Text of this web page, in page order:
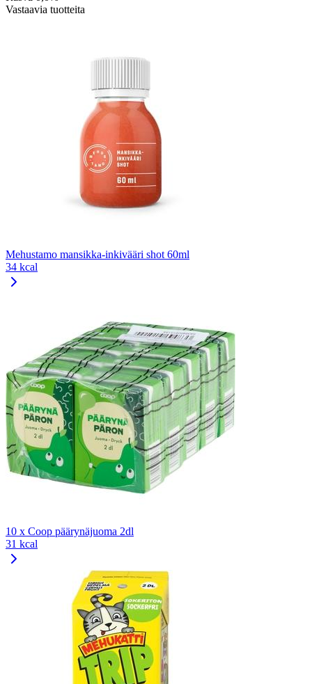
Vastaavia tuotteita
Mehustamo mansikka-inkivääri shot 60ml
34 kcal
10 x Coop päärynäjuoma 2dl
31 kcal